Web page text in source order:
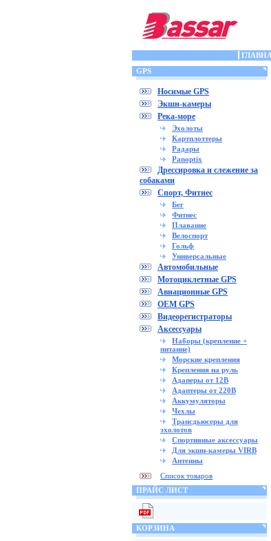
GPS
Носимые GPS
Экшн-камеры
Река-море
Эхолоты
Картплоттеры
Радары
Panoptix
Дрессировка и слежение за
собаками
Спорт, Фитнес
Бег
Фитнес
Плавание
Велоспорт
Гольф
Универсальные
Автомобильные
Мотоциклетные GPS
Авиационные GPS
OEM GPS
Видеорегистраторы
Аксессуары
Наборы (крепление +
питание)
Морские крепления
Крепления на руль
Адаперы от 12В
Адаптеры от 220В
Аккумуляторы
Чехлы
Трансдьюсеры для
эхолотов
Спортивные аксессуары
Для экшн-камеры VIRB
Антенны
Список товаров
ПРАЙС ЛИСТ
КОРЗИНА